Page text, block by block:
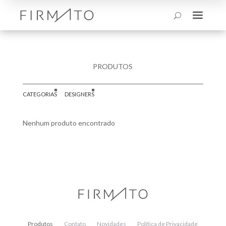
U a
PRODUTOS
CATEGORIAS DESIGNERS
Nenhum produto encontrado
Produtos Contato Novidades
Política de Privacidade